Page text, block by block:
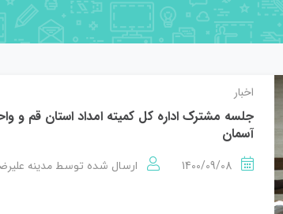
اخبار
جلسه مشترک اداره کل کمیته امداد استان قم و
آسمان
1400/09/08 ارسال شده توسط مدینه